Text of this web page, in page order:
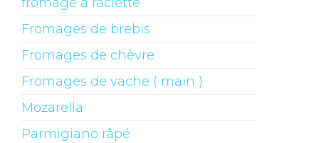
Fromages de brebis
Fromages de chèvre
Fromages de vache ( main )
Mozarella
Parmigiano râpé